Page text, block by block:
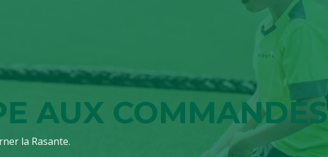
AUX COMMANDES
la Rasante.